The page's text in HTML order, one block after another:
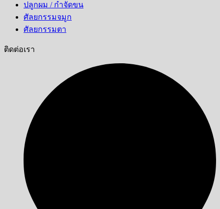
ปลูกผม / กำจัดขน
ศัลยกรรมจมูก
ศัลยกรรมตา
ติดต่อเรา